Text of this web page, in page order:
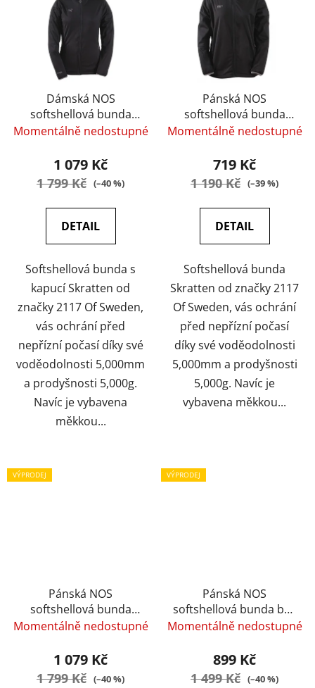
Dámská NOS
softshellová bunda
2117 SKRATTEN s
Momentálně nedostupné
1 079 Kč
1 799 Kč (–40 %)
DETAIL
Softshellová bunda s
kapucí Skratten od
značky 2117 Of Sweden,
vás ochrání před
nepřízní počasí díky své
voděodolnosti 5,000mm
a prodyšnosti 5,000g.
Navíc je vybavena
měkkou...
Pánská NOS
softshellová bunda
2117 SKRATTEN - bez
Momentálně nedostupné
719 Kč
1 190 Kč (–39 %)
DETAIL
Softshellová bunda
Skratten od značky 2117
Of Sweden, vás ochrání
před nepřízní počasí
díky své voděodolnosti
5,000mm a prodyšnosti
5,000g. Navíc je
vybavena měkkou...
VÝPRODEJ
Pánská NOS
softshellová bunda
2117 SKRATTEN s
Momentálně nedostupné
1 079 Kč
1 799 Kč (–40 %)
VÝPRODEJ
Pánská NOS
softshellová bunda bez
kapuce SKRATTEN -
Momentálně nedostupné
899 Kč
1 499 Kč (–40 %)